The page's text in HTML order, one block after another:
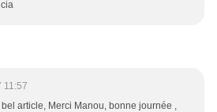
11:57
bel article, Merci Manou, bonne journée ,